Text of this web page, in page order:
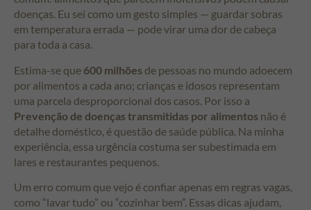
doenças. Eu sei como um gesto simples — guardar sobras
em temperatura errada — pode virar uma dor de cabeça
para toda a casa.
Estima-se que 600 milhões de pessoas no mundo adoecem
por alimentos a cada ano; crianças e idosos representam
uma parcela desproporcional dos casos. Por isso a
Prevenção de doenças transmitidas por alimentos não é
detalhe doméstico, é questão de saúde pública. Na minha
experiência, essa urgência costuma ser subestimada em
lares e restaurantes pequenos.
Um erro comum que vejo é confiar apenas em regras vagas,
como “lavar tudo” ou “cozinhar bem”. Essas dicas ajudam,